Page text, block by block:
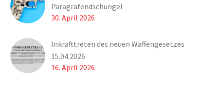
Paragrafendschungel
30. April 2026
Inkrafttreten des neuen Waffengesetzes
15.04.2026
16. April 2026